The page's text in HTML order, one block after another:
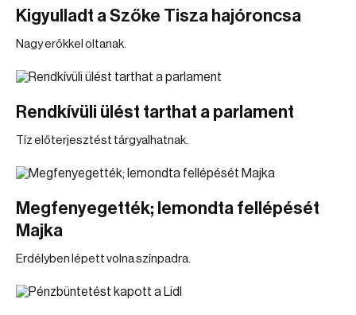
Kigyulladt a Szőke Tisza hajóroncsa
Nagy erőkkel oltanak.
Rendkívüli ülést tarthat a parlament
Tíz előterjesztést tárgyalhatnak.
Megfenyegették; lemondta fellépését
Majka
Erdélyben lépett volna színpadra.